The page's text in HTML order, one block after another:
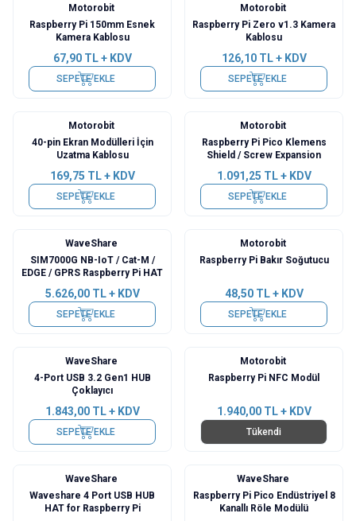
Motorobit
Raspberry Pi 150mm Esnek
Kamera Kablosu
67,90TL + KDV
SEPETE EKLE
Motorobit
Raspberry Pi Zero v1.3 Kamera
Kablosu
126,10TL + KDV
SEPETE EKLE
Motorobit
40-pin Ekran Modülleri İçin
Uzatma Kablosu
169,75 TL + KDV
SEPETE EKLE
Motorobit
Raspberry Pi Pico Klemens
Shield / Screw Expansion
1.091,25 TL + KDV
SEPETE EKLE
WaveShare
SIM7000G NB-IoT / Cat-M /
EDGE / GPRS Raspberry Pi HAT
5.626,00TL + KDV
SEPETE EKLE
Motorobit
Raspberry Pi Bakır Soğutucu
48,50TL + KDV
SEPETE EKLE
WaveShare
4-Port USB 3.2 Gen1 HUB
Çoklayıcı
1.843,00TL + KDV
SEPETE EKLE
Motorobit
Raspberry Pi NFC Modül
1.940,00TL + KDV
Tükendi
WaveShare
Waveshare 4 Port USB HUB
HAT for Raspberry Pi
WaveShare
Raspberry Pi Pico Endüstriyel 8
Kanallı Röle Modülü